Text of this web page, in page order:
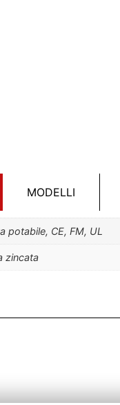
MODELLI
potabile, CE, FM, UL
zincata